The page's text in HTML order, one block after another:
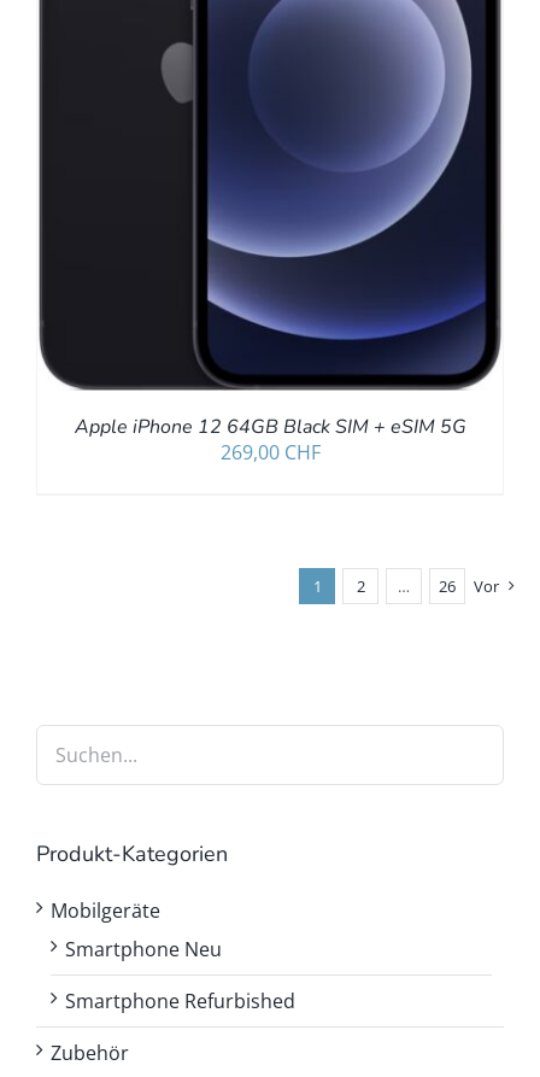
Apple iPhone 12 64GB Black SIM + eSIM 5G
269,00 CHF
1 2 … 26 Vor
Produkt-Kategorien
Mobilgeräte
Smartphone Neu
Smartphone Refurbished
Zubehör